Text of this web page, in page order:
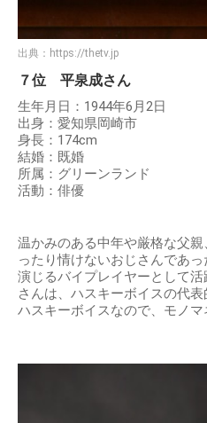
出典： https://thetv.jp
７位 平泉成さん
生年月日：1944年6月2日
出身：愛知県岡崎市
身長：174cm
結婚：既婚
所属：グリーンランド
活動：俳優
温かみのある中年や厳格な父
ったり情けないおじさんであ
演じるバイプレイヤーとして
さんは、ハスキーボイスの代
ハスキーボイスなので、モノマ